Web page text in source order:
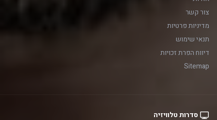
צור קשר
מדיניות פרטיות
תנאי שימוש
דיווח הפרת זכויות
Sitemap
סדרות טלוויזיה